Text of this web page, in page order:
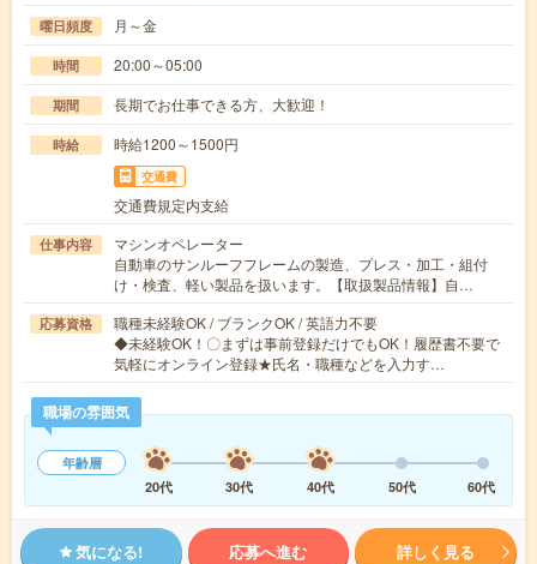
曜日頻度 月～金
時間 20:00～05:00
期間 長期でお仕事できる方、大歓迎！
時給 時給1200～1500円
交通費
交通費規定内支給
仕事内容
マシンオペレーター
自動車のサンルーフフレームの製造、プレス・加工・組付
け・検査、軽い製品を扱います。【取扱製品情報】自…
応募資格
職種未経験OK / ブランクOK / 英語力不要
◆未経験OK！〇まずは事前登録だけでもOK！履歴書不要で
気軽にオンライン登録★氏名・職種などを入力す…
職場の雰囲気
年齢層
20代
30代 40代 50代 60代
気になる! 応募へ進む 詳しく見る